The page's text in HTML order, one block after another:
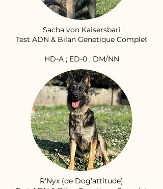
Sacha von Kaisersbari
Test ADN & Bilan Genetique Complet
HD-A ; ED-0 ; DM/NN
R'Nyx (de Dog'attitude)